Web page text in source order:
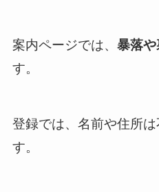
案内ページでは、 暴落
す。
登録では、名前や住所
す。